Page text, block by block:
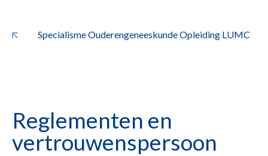
Specialisme Ouderengeneeskunde Opleiding LUMC
Reglementen en
vertrouwenspersoon